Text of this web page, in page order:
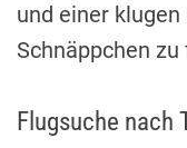
und einer
Schnäppchen
Flugsuche nach